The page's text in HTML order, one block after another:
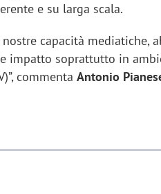
e su larga scala.
capacità mediatiche,
impatto soprattutto in
commentaAntonio